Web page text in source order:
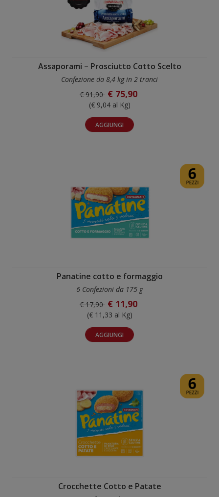
Assaporami – Prosciutto Cotto Scelto
Confezione da 8,4 kg in 2 tranci
€ 91,90 € 75,90
(€ 9,04 al Kg)
AGGIUNGI
Panatine cotto e formaggio
6 Confezioni da 175 g
€ 17,90 € 11,90
(€ 11,33 al Kg)
AGGIUNGI
Crocchette Cotto e Patate